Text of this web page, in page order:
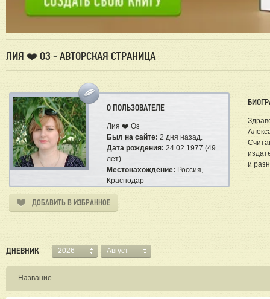
ЛИЯ ❤️ ОЗ - АВТОРСКАЯ СТРАНИЦА
О ПОЛЬЗОВАТЕЛЕ
Лия ❤️ Оз
Был на сайте: 2 дня назад.
Дата рождения: 24.02.1977 (49
лет)
Местонахождение: Россия,
Краснодар
ДОБАВИТЬ В ИЗБРАННОЕ
и
ДНЕВНИК 2026 Август
Название